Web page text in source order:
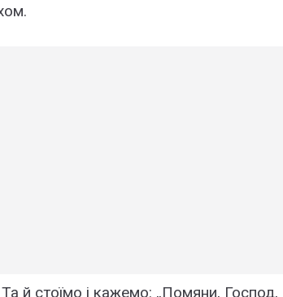
й стоїмо і кажемо: „Помяни, Господ,